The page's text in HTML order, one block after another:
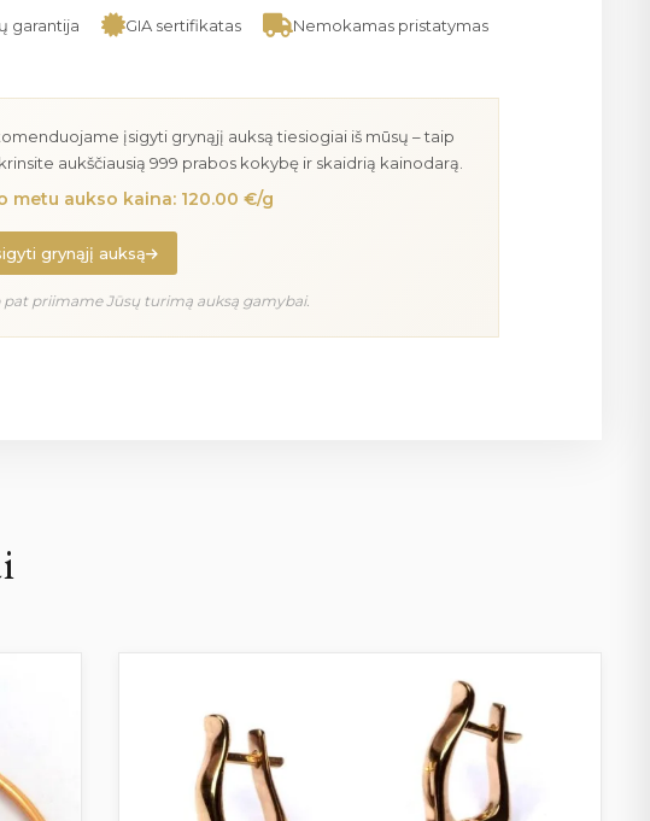
garantija GIA sertifikatas Nemokamas pristatymas
įsigyti grynąjį auksą tiesiogiai iš mūsų – taip
aukščiausią 999 prabos kokybę ir skaidrią kainodarą.
metu aukso kaina: 120.00 €/g
grynąjį auksą
pat priimame Jūsų turimą auksą gamybai.